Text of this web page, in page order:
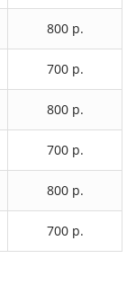
800 р.
700 р.
800 р.
700 р.
800 р.
700 р.